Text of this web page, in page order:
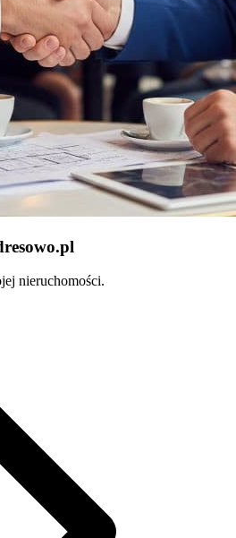
.pl
nieruchomości.